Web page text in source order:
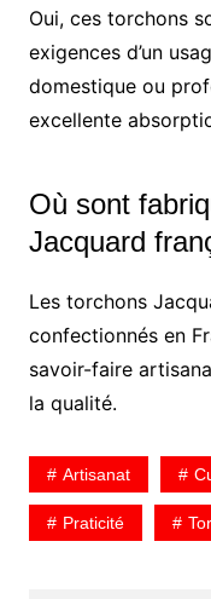
Oui, ces torchons
exigences d’un
domestique ou
excellente
Où sont
Jacquard
Les torchons
confectionnés en
savoir-faire
la qualité.
Artisanat
Praticité